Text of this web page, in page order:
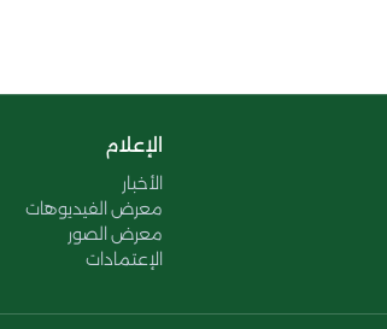
الإعلام
الأخبار
معرض الفيديوهات
معرض الصور
الإعتمادات